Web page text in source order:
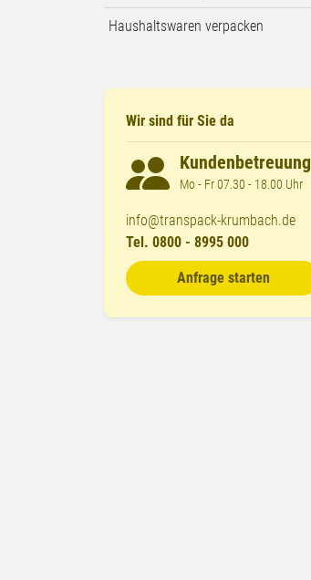
Haushaltswaren verpacken
Wir sind für Sie da
Kundenbetreuung
Mo - Fr 07.30 - 18.00 Uhr
info@transpack-krumbach.de
Tel. 0800 - 8995 000
Anfrage starten